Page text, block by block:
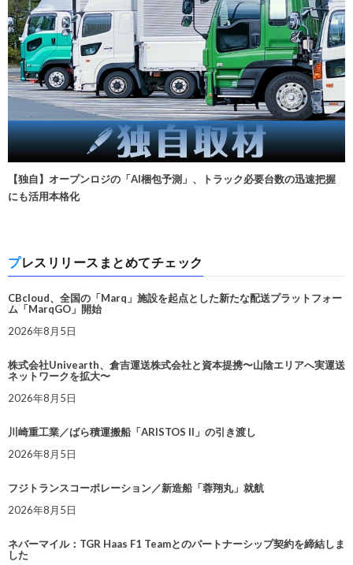
【独自】オープンロジの「AI梱包予測」、トラック必要台数の迅速把握
にも活用本格化
プレスリリースまとめてチェック
CBcloud、全国の「Marq」施設を起点とした新たな配送プラットフォー
ム「MarqGO」開始
2026年8月5日
株式会社Univearth、倉吉運送株式会社と資本提携〜山陰エリアへ実運送
ネットワークを拡大〜
2026年8月5日
川崎重工業／ばら積運搬船「ARISTOS II」の引き渡し
2026年8月5日
フジトランスコーポレーション／新造船「蓉翔丸」就航
2026年8月5日
ネバーマイル：TGR Haas F1 Teamとのパートナーシップ契約を締結しま
した